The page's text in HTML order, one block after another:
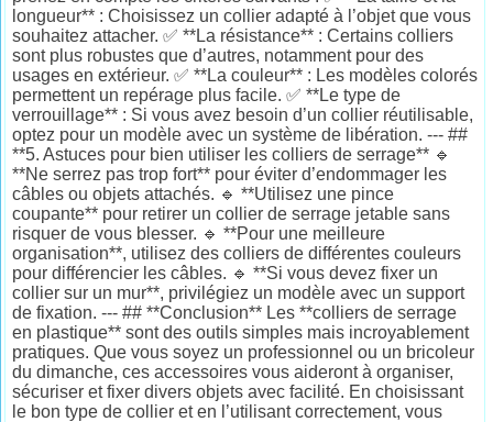
longueur** : Choisissez un collier adapté à l’objet que vous
souhaitez attacher. ✅ **La résistance** : Certains colliers
sont plus robustes que d’autres, notamment pour des
usages en extérieur. ✅ **La couleur** : Les modèles colorés
permettent un repérage plus facile. ✅ **Le type de
verrouillage** : Si vous avez besoin d’un collier réutilisable,
optez pour un modèle avec un système de libération. --- ##
**5. Astuces pour bien utiliser les colliers de serrage** 🔹
**Ne serrez pas trop fort** pour éviter d’endommager les
câbles ou objets attachés. 🔹 **Utilisez une pince
coupante** pour retirer un collier de serrage jetable sans
risquer de vous blesser. 🔹 **Pour une meilleure
organisation**, utilisez des colliers de différentes couleurs
pour différencier les câbles. 🔹 **Si vous devez fixer un
collier sur un mur**, privilégiez un modèle avec un support
de fixation. --- ## **Conclusion** Les **colliers de serrage
en plastique** sont des outils simples mais incroyablement
pratiques. Que vous soyez un professionnel ou un bricoleur
du dimanche, ces accessoires vous aideront à organiser,
sécuriser et fixer divers objets avec facilité. En choisissant
le bon type de collier et en l’utilisant correctement, vous